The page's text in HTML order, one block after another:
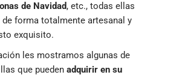
de Navidad, etc., todas ellas
de forma totalmente artesanal y
exquisito.
les mostramos algunas de
que pueden adquirir en su